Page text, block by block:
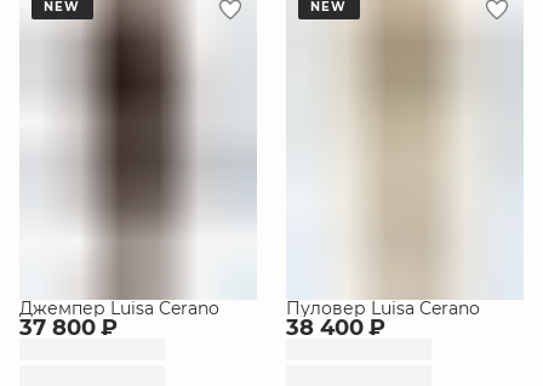
NEW
Джемпер Luisa Cerano
37 800 ₽
NEW
Пуловер Luisa Cerano
38 400 ₽